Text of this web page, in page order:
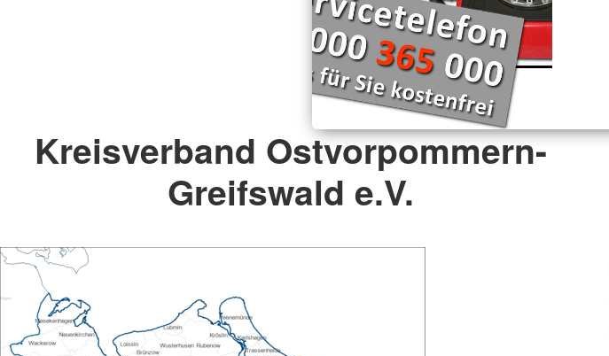
Kreisverband Ostvorpommern-
Greifswald e.V.